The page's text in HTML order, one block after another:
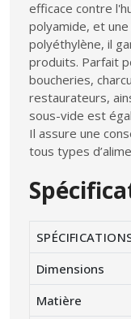
efficace contre
polyamide, et
polyéthylène, il
produits. Parfait
boucheries,
restaurateurs,
sous-vide est
Il assure une
tous types
Dimensions
Matière